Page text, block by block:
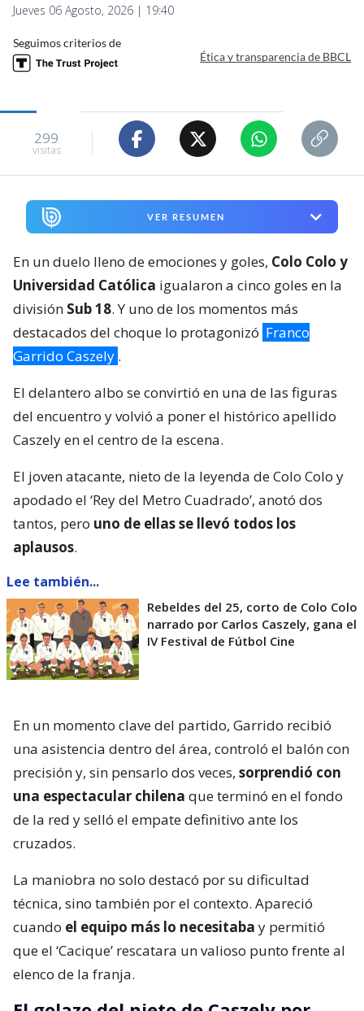
299
En un duelo lleno de emociones y goles, Colo Colo y
destacados del choque lo protagonizó
Garrido Caszely.
El delantero albo se convirtió en una de las figuras
del encuentro y volvió a poner el histórico apellido
El joven atacante, nieto de la leyenda de Colo Colo y
apodado el ‘Rey del Metro Cuadrado’, anotó dos
Rebeldes del 25, corto de Colo Colo
narrado por Carlos Caszely, gana el
IV Festival de Fútbol Cine
En un momento clave del partido, Garrido recibió
una asistencia dentro del área, controló el balón con
precisión y, sin pensarlo dos veces,
una espectacular chilena
cruzados.
La maniobra no solo destacó por su dificultad
técnica, sino también por el contexto. Apareció
cuando
el equipo más lo necesitaba
que el ‘Cacique’ rescatara un valioso punto frente al
El golazo del nieto de Caszely por
Colo Colo Sub 18
Mientras tanto el nieto de Caszely
pic.twitter.com/597mbEJQon